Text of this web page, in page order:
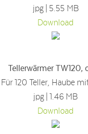
jpg | 5.55 MB
Download
Tellerwärmer TW120,
Für 120 Teller, Haube
jpg | 1.46 MB
Download